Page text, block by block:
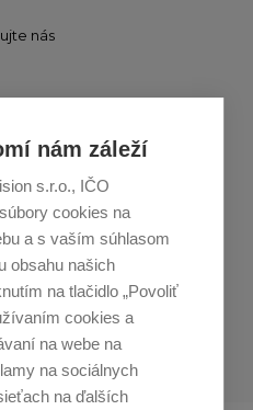
nám záleží
s.r.o., IČO
cookies na
a s vaším súhlasom
obsahu našich
na tlačidlo „Povoliť
cookies a
na webe na
na sociálnych
na ďalších
nás